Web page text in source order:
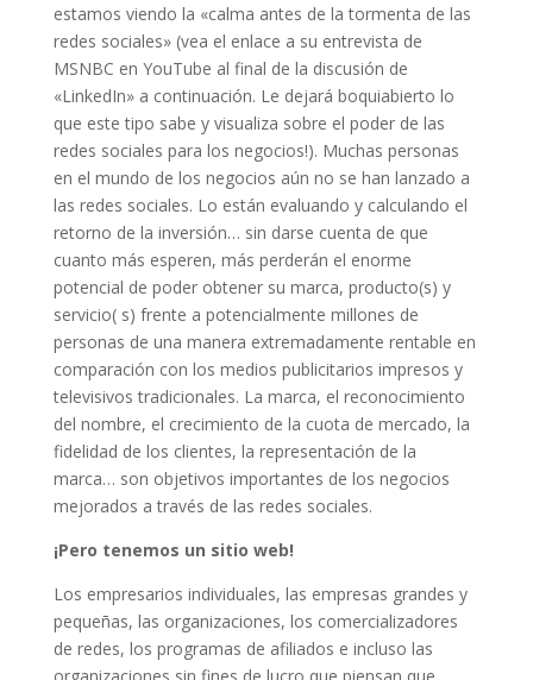
estamos viendo la «calma antes de la tormenta de las
redes sociales» (vea el enlace a su entrevista de
MSNBC en YouTube al final de la discusión de
«LinkedIn» a continuación. Le dejará boquiabierto lo
que este tipo sabe y visualiza sobre el poder de las
redes sociales para los negocios!). Muchas personas
en el mundo de los negocios aún no se han lanzado a
las redes sociales. Lo están evaluando y calculando el
retorno de la inversión… sin darse cuenta de que
cuanto más esperen, más perderán el enorme
potencial de poder obtener su marca, producto(s) y
servicio( s) frente a potencialmente millones de
personas de una manera extremadamente rentable en
comparación con los medios publicitarios impresos y
televisivos tradicionales. La marca, el reconocimiento
del nombre, el crecimiento de la cuota de mercado, la
fidelidad de los clientes, la representación de la
marca… son objetivos importantes de los negocios
mejorados a través de las redes sociales.
¡Pero tenemos un sitio web!
Los empresarios individuales, las empresas grandes y
pequeñas, las organizaciones, los comercializadores
de redes, los programas de afiliados e incluso las